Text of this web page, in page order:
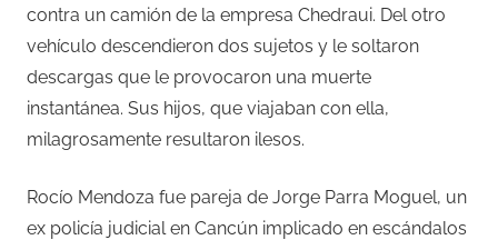
contra un camión de la empresa Chedraui. Del otro
vehículo descendieron dos sujetos y le soltaron
descargas que le provocaron una muerte
instantánea. Sus hijos, que viajaban con ella,
milagrosamente resultaron ilesos.
Rocío Mendoza fue pareja de Jorge Parra Moguel, un
ex policía judicial en Cancún implicado en escándalos